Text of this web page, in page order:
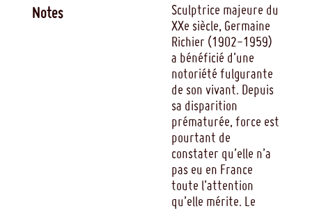
Notes
Sculptrice majeure du
XXe siècle, Germaine
Richier (1902-1959)
a bénéficié d’une
notoriété fulgurante
de son vivant. Depuis
sa disparition
prématurée, force est
pourtant de
constater qu’elle n’a
pas eu en France
toute l’attention
qu’elle mérite. Le